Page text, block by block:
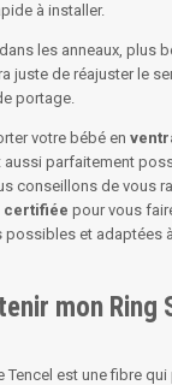
à installer.
les anneaux, plus
juste de réajuster le
portage.
votre bébé en
aussi parfaitement
conseillons de vous
certifiée pour vous
et adaptées
mon Ring
est une fibre qui